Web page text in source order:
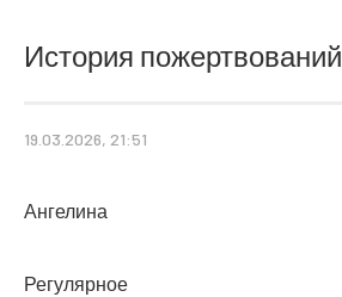
История пожертвований
19.03.2026, 21:51
Ангелина
Регулярное